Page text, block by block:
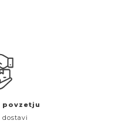
povzetju
dostavi